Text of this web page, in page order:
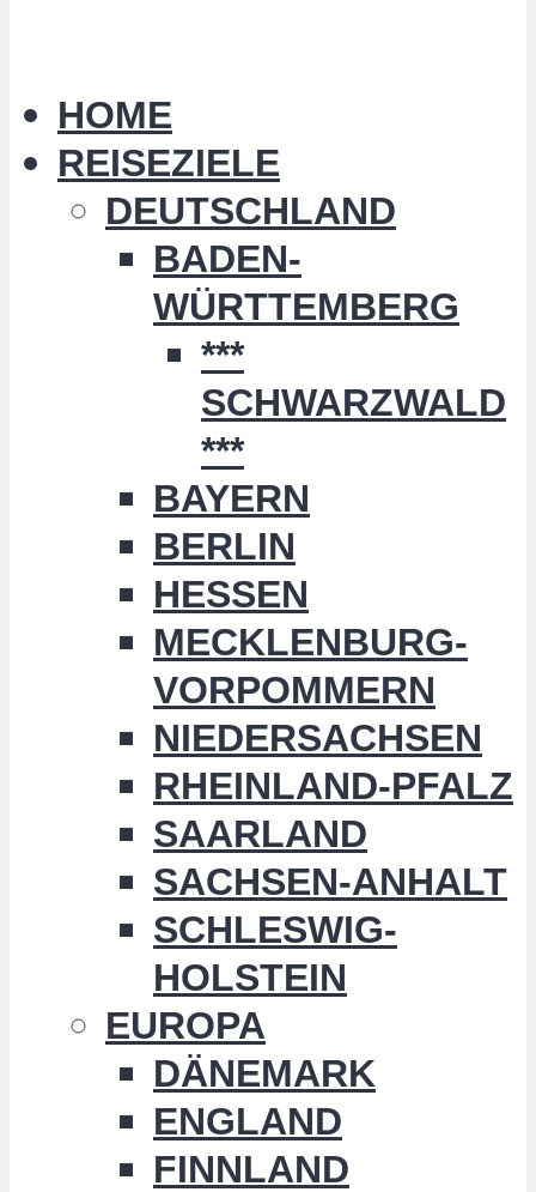
HOME
REISEZIELE
DEUTSCHLAND
BADEN-
WÜRTTEMBERG
***
SCHWARZWALD
***
BAYERN
BERLIN
HESSEN
MECKLENBURG-
VORPOMMERN
NIEDERSACHSEN
RHEINLAND-PFALZ
SAARLAND
SACHSEN-ANHALT
SCHLESWIG-
HOLSTEIN
EUROPA
DÄNEMARK
ENGLAND
FINNLAND